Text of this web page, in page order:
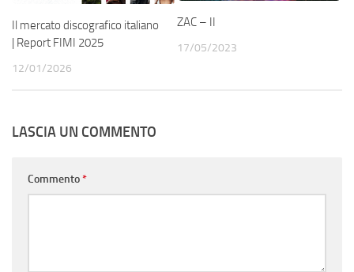
Il mercato discografico italiano
| Report FIMI 2025
12/01/2026
ZAC – II
17/05/2023
LASCIA UN COMMENTO
Commento*